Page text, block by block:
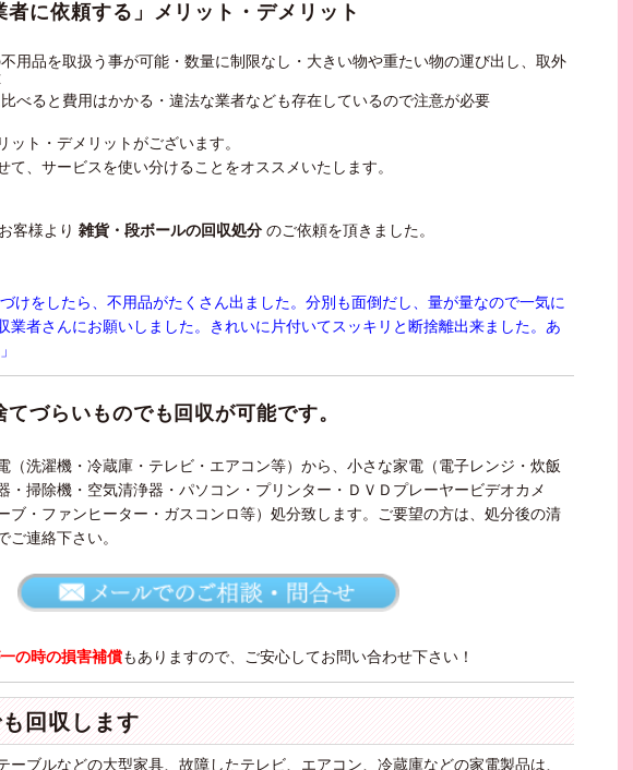
者に依頼する」メリット・デメリット
用品を取扱う事が可能・数量に制限なし・大きい物や重たい物の運び出し、取外
べると費用はかかる・違法な業者なども存在しているので注意が必要
ット・デメリットがございます。
て、サービスを使い分けることをオススメいたします。
客様より 雑貨・段ボールの回収処分 のご依頼を頂きました。
けをしたら、不用品がたくさん出ました。分別も面倒だし、量が量なので一気に
業者さんにお願いしました。きれいに片付いてスッキリと断捨離出来ました。あ
てづらいものでも回収が可能です。
（洗濯機・冷蔵庫・テレビ・エアコン等）から、小さな家電（電子レンジ・炊飯
・掃除機・空気清浄器・パソコン・プリンター・ＤＶＤプレーヤービデオカメ
ブ・ファンヒーター・ガスコンロ等）処分致します。ご要望の方は、処分後の清
ご連絡下さい。
の時の損害補償もありますので、ご安心してお問い合わせ下さい！
回収します
ーブルなどの大型家具、故障したテレビ、エアコン、冷蔵庫などの家電製品は、